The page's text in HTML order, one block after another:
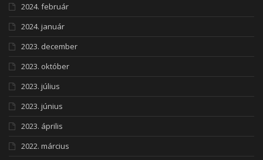
2024. február
2024. január
2023. december
2023. október
2023. július
2023. június
2023. április
2022. március